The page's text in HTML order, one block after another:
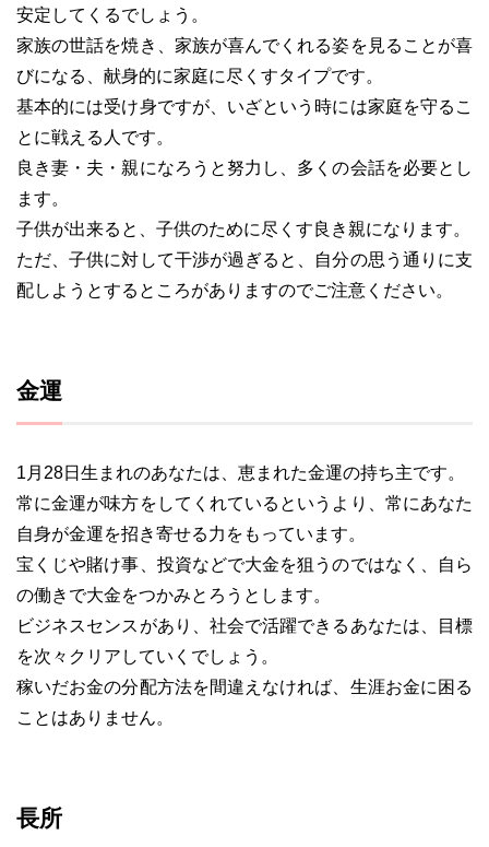
安定してくるでしょう。
家族の世話を焼き、家族が喜んでくれる姿を見ることが喜
びになる、献身的に家庭に尽くすタイプです。
基本的には受け身ですが、いざという時には家庭を守るこ
とに戦える人です。
良き妻・夫・親になろうと努力し、多くの会話を必要とし
ます。
子供が出来ると、子供のために尽くす良き親になります。
ただ、子供に対して干渉が過ぎると、自分の思う通りに支
配しようとするところがありますのでご注意ください。
金運
1月28日生まれのあなたは、恵まれた金運の持ち主です。
常に金運が味方をしてくれているというより、常にあなた
自身が金運を招き寄せる力をもっています。
宝くじや賭け事、投資などで大金を狙うのではなく、自ら
の働きで大金をつかみとろうとします。
ビジネスセンスがあり、社会で活躍できるあなたは、目標
を次々クリアしていくでしょう。
稼いだお金の分配方法を間違えなければ、生涯お金に困る
ことはありません。
長所